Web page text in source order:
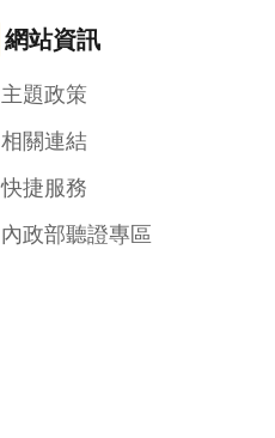
網站資訊
主題政策
相關連結
快捷服務
內政部聽證專區